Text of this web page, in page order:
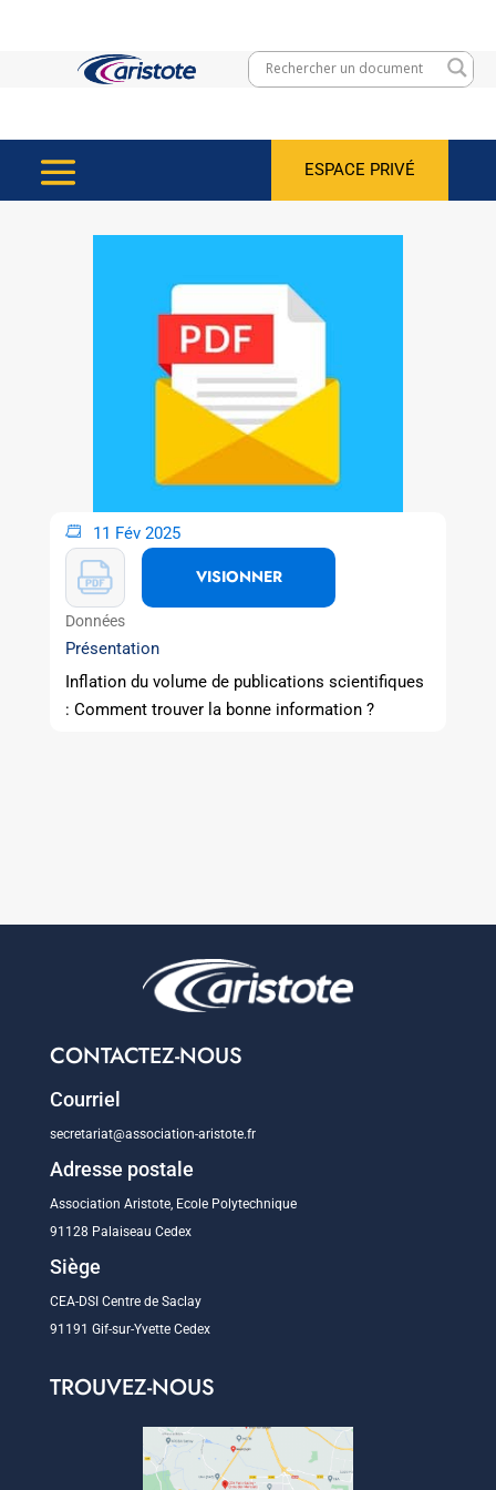
ESPACE PRIVÉ
11 Fév 2025
VISIONNER
Données
Présentation
Inflation du volume de publications scientifiques
: Comment trouver la bonne information ?
CONTACTEZ-NOUS
Courriel
secretariat@association-aristote.fr
Adresse postale
Association Aristote, Ecole Polytechnique
91128 Palaiseau Cedex
Siège
CEA-DSI Centre de Saclay
91191 Gif-sur-Yvette Cedex
TROUVEZ-NOUS